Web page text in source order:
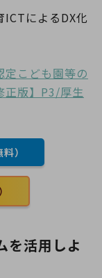
によるDX化
定こども園等の
正版】P3/厚生
）
を活用しよ